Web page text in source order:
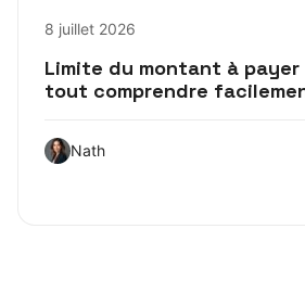
8 juillet 2026
Limite du montant à payer
tout comprendre
Nath